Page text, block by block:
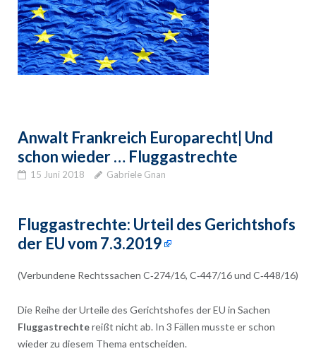
Anwalt Frankreich Europarecht| Und
schon wieder … Fluggastrechte
15 Juni 2018 Gabriele Gnan
Fluggastrechte: Urteil des Gerichtshofs
der EU vom 7.3.2019
(Verbundene Rechtssachen C‑274/16, C‑447/16 und C‑448/16)
Die Reihe der Urteile des Gerichtshofes der EU in Sachen
Fluggastrechtereißt nicht ab. In 3 Fällen musste er schon
wieder zu diesem Thema entscheiden.